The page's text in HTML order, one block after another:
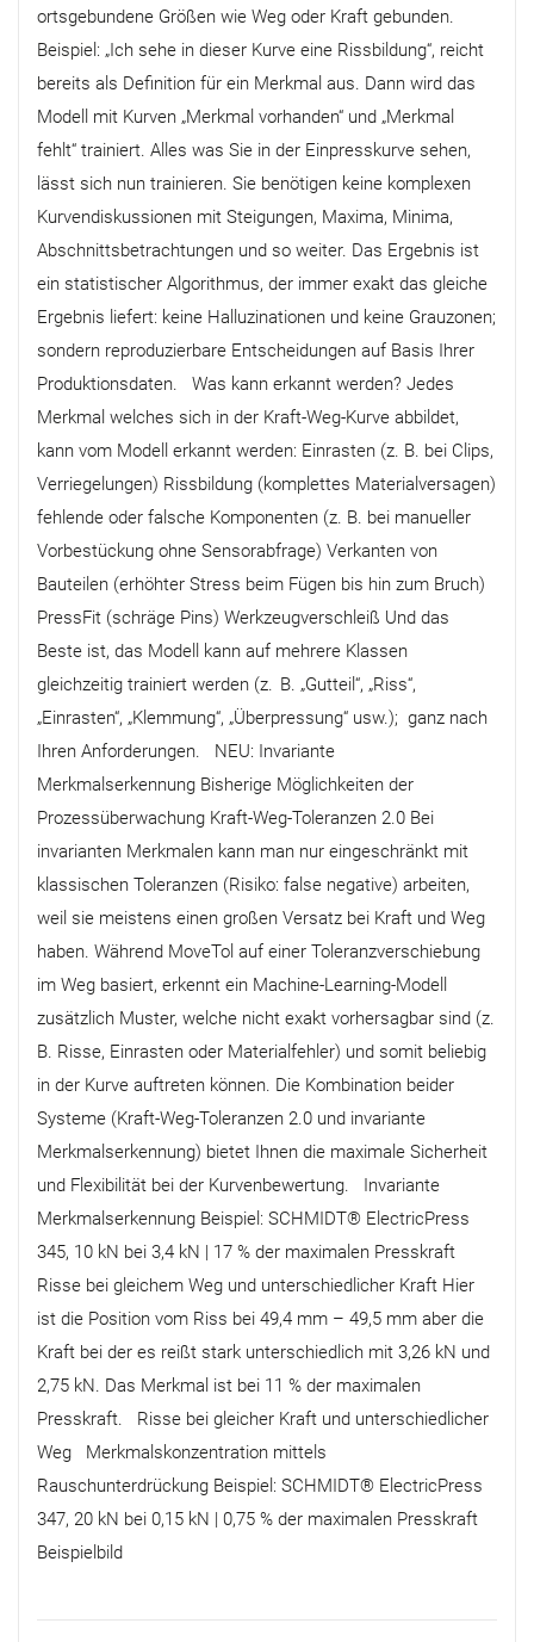
ortsgebundene Größen wie Weg oder Kraft gebunden.
Beispiel: „Ich sehe in dieser Kurve eine Rissbildung“, reicht
bereits als Definition für ein Merkmal aus. Dann wird das
Modell mit Kurven „Merkmal vorhanden“ und „Merkmal
fehlt“ trainiert. Alles was Sie in der Einpresskurve sehen,
lässt sich nun trainieren. Sie benötigen keine komplexen
Kurvendiskussionen mit Steigungen, Maxima, Minima,
Abschnittsbetrachtungen und so weiter. Das Ergebnis ist
ein statistischer Algorithmus, der immer exakt das gleiche
Ergebnis liefert: keine Halluzinationen und keine Grauzonen;
sondern reproduzierbare Entscheidungen auf Basis Ihrer
Produktionsdaten. Was kann erkannt werden? Jedes
Merkmal welches sich in der Kraft-Weg-Kurve abbildet,
kann vom Modell erkannt werden: Einrasten (z. B. bei Clips,
Verriegelungen) Rissbildung (komplettes Materialversagen)
fehlende oder falsche Komponenten (z. B. bei manueller
Vorbestückung ohne Sensorabfrage) Verkanten von
Bauteilen (erhöhter Stress beim Fügen bis hin zum Bruch)
PressFit (schräge Pins) Werkzeugverschleiß Und das
Beste ist, das Modell kann auf mehrere Klassen
gleichzeitig trainiert werden (z. B. „Gutteil“, „Riss“,
„Einrasten“, „Klemmung“, „Überpressung“ usw.); ganz nach
Ihren Anforderungen. NEU: Invariante
Merkmalserkennung Bisherige Möglichkeiten der
Prozessüberwachung Kraft-Weg-Toleranzen 2.0 Bei
invarianten Merkmalen kann man nur eingeschränkt mit
klassischen Toleranzen (Risiko: false negative) arbeiten,
weil sie meistens einen großen Versatz bei Kraft und Weg
haben. Während MoveTol auf einer Toleranzverschiebung
im Weg basiert, erkennt ein Machine-Learning-Modell
zusätzlich Muster, welche nicht exakt vorhersagbar sind (z.
B. Risse, Einrasten oder Materialfehler) und somit beliebig
in der Kurve auftreten können. Die Kombination beider
Systeme (Kraft-Weg-Toleranzen 2.0 und invariante
Merkmalserkennung) bietet Ihnen die maximale Sicherheit
und Flexibilität bei der Kurvenbewertung. Invariante
Merkmalserkennung Beispiel: SCHMIDT® ElectricPress
345, 10 kN bei 3,4 kN | 17 % der maximalen Presskraft
Risse bei gleichem Weg und unterschiedlicher Kraft Hier
ist die Position vom Riss bei 49,4 mm – 49,5 mm aber die
Kraft bei der es reißt stark unterschiedlich mit 3,26 kN und
2,75 kN. Das Merkmal ist bei 11 % der maximalen
Presskraft. Risse bei gleicher Kraft und unterschiedlicher
Weg Merkmalskonzentration mittels
Rauschunterdrückung Beispiel: SCHMIDT® ElectricPress
347, 20 kN bei 0,15 kN | 0,75 % der maximalen Presskraft
Beispielbild